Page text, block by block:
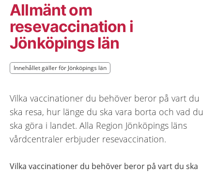
Allmänt om
resevaccination i
Jönköpings län
Innehållet gäller för Jönköpings län
Innehållet gäller för Jönköpings län
Vilka vaccinationer du behöver beror på vart du
ska resa, hur länge du ska vara borta och vad du
ska göra i landet. Alla Region Jönköpings läns
vårdcentraler erbjuder resevaccination.
Vilka vaccinationer du behöver beror på vart du ska